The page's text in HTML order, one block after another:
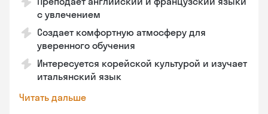
с увлечением
Создает комфортную атмосферу для
уверенного обучения
Интересуется корейской культурой и изучает
итальянский язык
Читать дальше